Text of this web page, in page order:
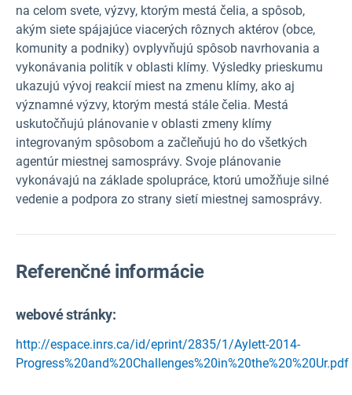
na celom svete, výzvy, ktorým mestá čelia, a spôsob,
akým siete spájajúce viacerých rôznych aktérov (obce,
komunity a podniky) ovplyvňujú spôsob navrhovania a
vykonávania politík v oblasti klímy. Výsledky prieskumu
ukazujú vývoj reakcií miest na zmenu klímy, ako aj
významné výzvy, ktorým mestá stále čelia. Mestá
uskutočňujú plánovanie v oblasti zmeny klímy
integrovaným spôsobom a začleňujú ho do všetkých
agentúr miestnej samosprávy. Svoje plánovanie
vykonávajú na základe spolupráce, ktorú umožňuje silné
vedenie a podpora zo strany sietí miestnej samosprávy.
Referenčné informácie
webové stránky:
http://espace.inrs.ca/id/eprint/2835/1/Aylett-2014-
Progress%20and%20Challenges%20in%20the%20%20Ur.pdf